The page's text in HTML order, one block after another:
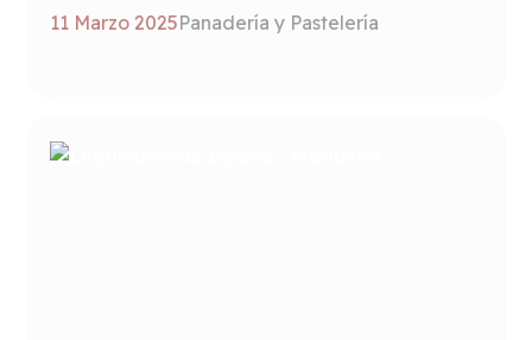
11 Marzo 2025Panadería y Pastelería